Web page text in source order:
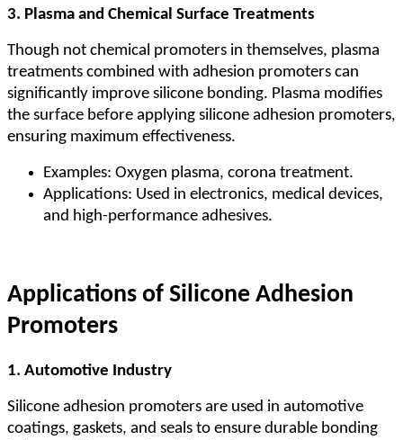
3. Plasma and Chemical Surface Treatments
Though not chemical promoters in themselves, plasma
treatments combined with adhesion promoters can
significantly improve silicone bonding. Plasma modifies
the surface before applying silicone adhesion promoters,
ensuring maximum effectiveness.
Examples: Oxygen plasma, corona treatment.
Applications: Used in electronics, medical devices,
and high-performance adhesives.
Applications of Silicone Adhesion
Promoters
1. Automotive Industry
Silicone adhesion promoters are used in automotive
coatings, gaskets, and seals to ensure durable bonding